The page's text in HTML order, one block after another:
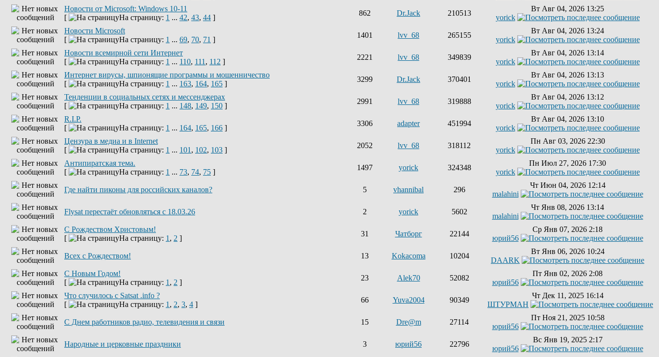
Новости от Microsoft: Windows 10-11
[
На страницу: 1 ... 42, 43, 44 ]
862 Dr.Jack 210513
Вт Авг 04, 2026 13:25
yorick
Новости Microsoft
[
На страницу: 1 ... 69, 70, 71 ]
1401 lvv_68 265155
Вт Авг 04, 2026 13:24
yorick
Новости всемирной сети Интернет
[
На страницу: 1 ... 110, 111 , 112 ]
2221 lvv_68 349839
Вт Авг 04, 2026 13:14
yorick
Интернет вирусы, шпионящие программы и мошенничество
[
На страницу: 1 ... 163, 164, 165 ]
3299 Dr.Jack 370401
Вт Авг 04, 2026 13:13
yorick
Тенденции в социальных сетях и мессенджерах
[
На страницу: 1 ... 148, 149, 150 ]
2991 lvv_68 319888
Вт Авг 04, 2026 13:12
yorick
R.I.P.
[
На страницу: 1 ... 164, 165, 166 ]
3306 adapter 451994
Вт Авг 04, 2026 13:10
yorick
Цензура в медиа и в Internet
[
На страницу: 1 ... 101 , 102, 103 ]
2052 lvv_68 318112
Пн Авг 03, 2026 22:30
yorick
Антипиратская тема.
[
На страницу: 1 ... 73, 74, 75 ]
1497 yorick 324348
Пн Июл 27, 2026 17:30
yorick
Где найти пиконы для российских каналов? 5 vhannibal 296
Чт Июн 04, 2026 12:14
malahini
Flysat перестаёт обновляться с 18.03.26 2 yorick 5602
Чт Янв 08, 2026 13:14
malahini
С Рождеством Христовым!
[
На страницу: 1 , 2 ]
31 Чатборг 22144
Ср Янв 07, 2026 2:18
юрий56
Всех с Рождеством! 13 Kokacoma 10204
Вт Янв 06, 2026 10:24
DAARK
С Новым Годом!
[
На страницу: 1 , 2 ]
23 Alek70 52082
Пт Янв 02, 2026 2:08
юрий56
Что случилось с Satsat .info ?
[
На страницу: 1 , 2, 3, 4 ]
66 Yuva2004 90349
Чт Дек 11, 2025 16:14
ШТУРМАН
C Днем работников радио, телевидения и связи 15 Dre@m 27114
Пт Ноя 21, 2025 10:58
юрий56
Народные и церковные праздники 3 юрий56 22796
Вс Янв 19, 2025 2:17
юрий56